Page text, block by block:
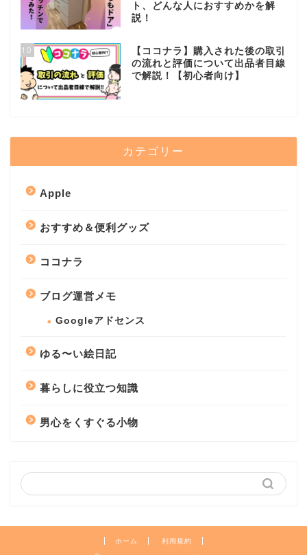
ト、どんな人におすすめかを解
説！
10
【ココナラ】購入された後の取引
の流れと評価について出品者目線
で解説！【初心者向け】
カテゴリー
Apple
おすすめ＆便利グッズ
ココナラ
ブログ運営メモ
Googleアドセンス
ゆる〜い絵日記
暮らしに役立つ知識
男心をくすぐる小物
ホーム 利用規約